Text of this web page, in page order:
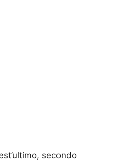
secondo